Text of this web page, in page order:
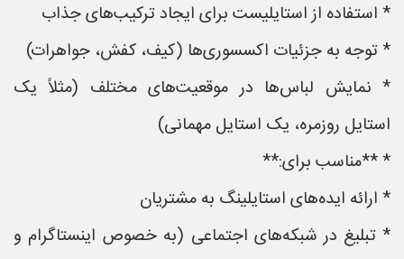
* استفاده از استایلیست برای ایجاد ترکیب‌های جذاب
* توجه به جزئیات اکسسوری‌ها (کیف، کفش، جواهرات)
* نمایش لباس‌ها در موقعیت‌های مختلف (مثلاً یک
استایل روزمره، یک استایل مهمانی)
* **مناسب برای:**
* ارائه ایده‌های استایلینگ به مشتریان
* تبلیغ در شبکه‌های اجتماعی (به خصوص اینستاگرام و